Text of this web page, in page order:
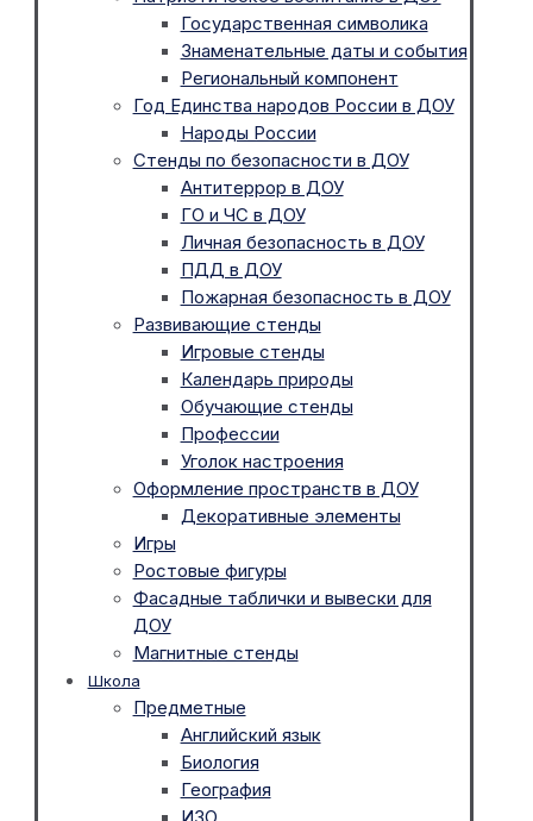
Государственная символика
Знаменательные даты и события
Региональный компонент
Год Единства народов России в ДОУ
Народы России
Стенды по безопасности в ДОУ
Антитеррор в ДОУ
ГО и ЧС в ДОУ
Личная безопасность в ДОУ
ПДД в ДОУ
Пожарная безопасность в ДОУ
Развивающие стенды
Игровые стенды
Календарь природы
Обучающие стенды
Профессии
Уголок настроения
Оформление пространств в ДОУ
Декоративные элементы
Игры
Ростовые фигуры
Фасадные таблички и вывески для
ДОУ
Магнитные стенды
Школа
Предметные
Английский язык
Биология
География